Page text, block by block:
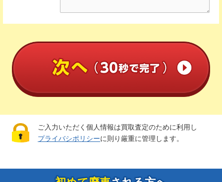
ご入力いただく個人情報は買取査定のために利用し
プライバシポリシーに則り厳重に管理します。